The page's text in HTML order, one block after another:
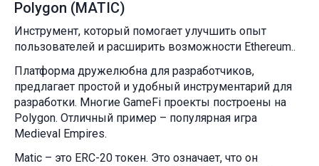
Polygon (MATIC)
Инструмент, который помогает улучшить опыт
пользователей и расширить возможности Ethereum..
Платформа дружелюбна для разработчиков,
предлагает простой и удобный инструментарий для
разработки. Многие GameFi проекты построены на
Polygon. Отличный пример – популярная игра
Medieval Empires.
Matic – это ERC-20 токен. Это означает, что он